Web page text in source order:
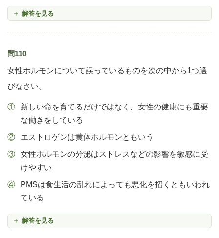
解答を見る
問110
女性ホルモンについて誤っているものを次の中から1つ選
びなさい。
新しい命を育てるだけではなく、女性の健康にも重要
な働きをしている
エストロゲンは黄体ホルモンともいう
女性ホルモンの分泌はストレスなどの影響を敏感に受
けやすい
PMSは食生活の乱れによっても悪化を招くともいわれ
ている
解答を見る